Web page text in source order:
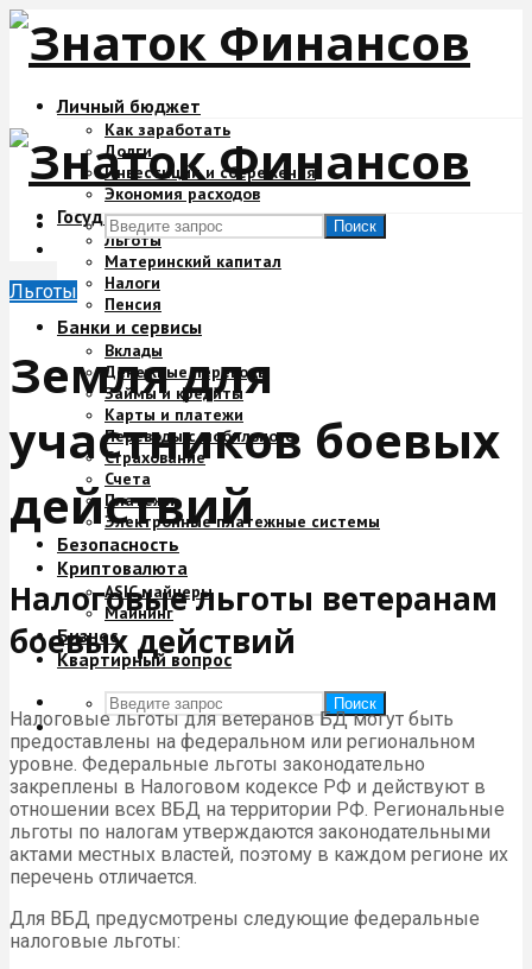
Личный бюджет
Как заработать
Долги
Инвестиции и сбережения
Экономия расходов
Государство и деньги
Льготы
Материнский капитал
Налоги
Пенсия
Банки и сервисы
Вклады
Денежные переводы
Займы и кредиты
Карты и платежи
Переводы с мобильного
Страхование
Счета
Платежи
Электронные платежные системы
Безопасность
Криптовалюта
ASIC майнеры
Майнинг
Бизнес
Квартирный вопрос
Поиск
Поиск
Льготы
Земля для
участников боевых
действий
Налоговые льготы ветеранам
боевых действий
Налоговые льготы для ветеранов БД могут быть
предоставлены на федеральном или региональном
уровне. Федеральные льготы законодательно
закреплены в Налоговом кодексе РФ и действуют в
отношении всех ВБД на территории РФ. Региональные
льготы по налогам утверждаются законодательными
актами местных властей, поэтому в каждом регионе их
перечень отличается.
Для ВБД предусмотрены следующие федеральные
налоговые льготы: